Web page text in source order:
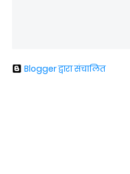
Blogger द्वारा संचालित